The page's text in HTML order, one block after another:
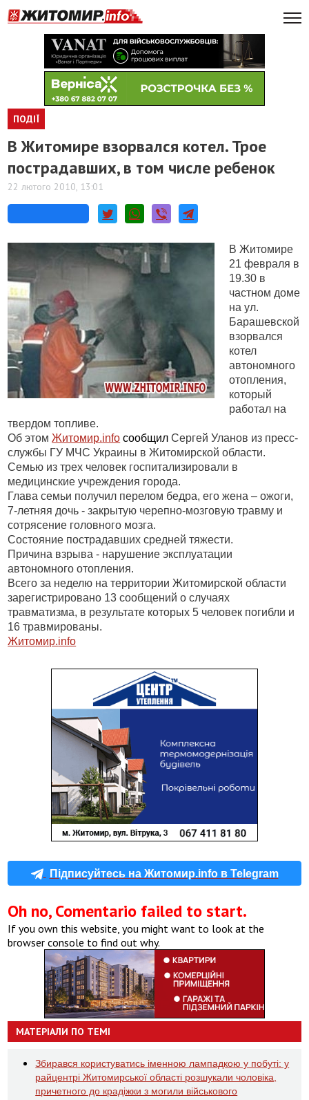
ПОДІЇ
В Житомире взорвался котел. Трое
пострадавших, в том числе ребенок
22 лютого 2010, 13:01
В Житомире
21 февраля в
19.30 в
частном доме
на ул.
Барашевской
взорвался
котел
автономного
отопления,
который
работал на
твердом топливе.
Об этомЖитомир.info сообщилСергей Уланов из пресс-
службы ГУ МЧС Украины в Житомирской области.
Семью из трех человек госпитализировали в
медицинские учреждения города.
Глава семьи получил перелом бедра, его жена – ожоги,
7-летняя дочь - закрытую черепно-мозговую травму и
сотрясение головного мозга.
Состояние пострадавших средней тяжести.
Причина взрыва - нарушение эксплуатации
автономного отопления.
Всего за неделю на территории Житомирской области
зарегистрировано 13 сообщений о случаях
травматизма, в результате которых 5 человек погибли и
16 травмированы.
Житомир.info
Підписуйтесь на Житомир.info в Telegram
Oh no, Comentario failed to start.
If you own this website, you might want to look at the
browser console to find out why.
МАТЕРІАЛИ ПО ТЕМІ
Збирався користуватись іменною лампадкою у побуті: у
райцентрі Житомирської області розшукали чоловіка,
причетного до крадіжки з могили військового